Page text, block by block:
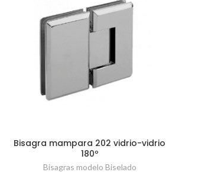
Bisagra mampara 202 vidrio-vidrio
180º
Bisagras modelo Biselado